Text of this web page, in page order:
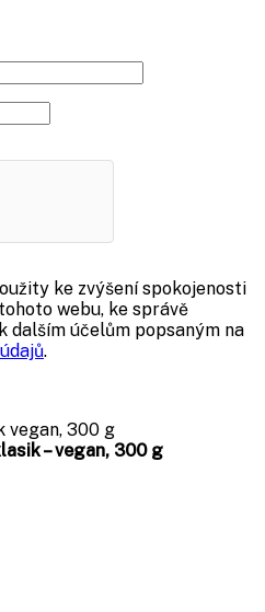
ke zvýšení spokojenosti
webu, ke správě
dalším účelům popsaným na
.
– vegan, 300 g